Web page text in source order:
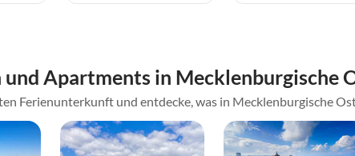
Apartments in Mecklenburgische
Ferienunterkunft und entdecke, was in Mecklenburgische